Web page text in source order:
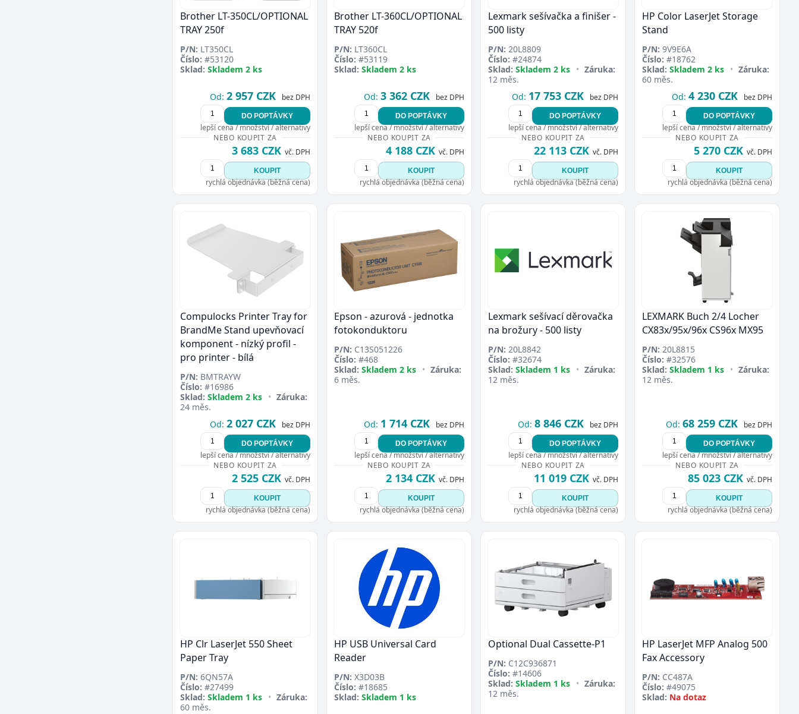
Přejít do poptávky
Brother LT-350CL/OPTIONAL
TRAY 250f
P/N: LT350CL
Číslo: #53120
Sklad: Skladem 2 ks
Od: 2 957 CZK bez DPH
DO POPTÁVKY
lepší cena / množství / alternativy
NEBO KOUPIT ZA
3 683 CZK vč. DPH
KOUPIT
rychlá objednávka (běžná cena)
Brother LT-360CL/OPTIONAL
TRAY 520f
P/N: LT360CL
Číslo: #53119
Sklad: Skladem 2 ks
Od: 3 362 CZK bez DPH
DO POPTÁVKY
lepší cena / množství / alternativy
NEBO KOUPIT ZA
4 188 CZK vč. DPH
KOUPIT
rychlá objednávka (běžná cena)
Lexmark sešívačka a finišer -
500 listy
P/N: 20L8809
Číslo: #24874
Sklad: Skladem 2 ks • Záruka:
12 měs.
Od: 17 753 CZK bez DPH
DO POPTÁVKY
lepší cena / množství / alternativy
NEBO KOUPIT ZA
22 113 CZK vč. DPH
KOUPIT
rychlá objednávka (běžná cena)
HP Color LaserJet Storage
Stand
P/N: 9V9E6A
Číslo: #18762
Sklad: Skladem 2 ks • Záruka:
60 měs.
Od: 4 230 CZK bez DPH
DO POPTÁVKY
lepší cena / množství / alternativy
NEBO KOUPIT ZA
5 270 CZK vč. DPH
KOUPIT
rychlá objednávka (běžná cena)
Compulocks Printer Tray for
BrandMe Stand upevňovací
komponent - nízký profil -
pro printer - bílá
P/N: BMTRAYW
Číslo: #16986
Sklad: Skladem 2 ks • Záruka:
24 měs.
Od: 2 027 CZK bez DPH
DO POPTÁVKY
lepší cena / množství / alternativy
NEBO KOUPIT ZA
2 525 CZK vč. DPH
KOUPIT
rychlá objednávka (běžná cena)
Epson - azurová - jednotka
fotokonduktoru
P/N: C13S051226
Číslo: #468
Sklad: Skladem 2 ks • Záruka:
6 měs.
Od: 1 714 CZK bez DPH
DO POPTÁVKY
lepší cena / množství / alternativy
NEBO KOUPIT ZA
2 134 CZK vč. DPH
KOUPIT
rychlá objednávka (běžná cena)
Lexmark sešívací děrovačka
na brožury - 500 listy
P/N: 20L8842
Číslo: #32674
Sklad: Skladem 1 ks • Záruka:
12 měs.
Od: 8 846 CZK bez DPH
DO POPTÁVKY
lepší cena / množství / alternativy
NEBO KOUPIT ZA
11 019 CZK vč. DPH
KOUPIT
rychlá objednávka (běžná cena)
LEXMARK Buch 2/4 Locher
CX83x/95x/96x CS96x MX95
P/N: 20L8815
Číslo: #32576
Sklad: Skladem 1 ks • Záruka:
12 měs.
Od: 68 259 CZK bez DPH
DO POPTÁVKY
lepší cena / množství / alternativy
NEBO KOUPIT ZA
85 023 CZK vč. DPH
KOUPIT
rychlá objednávka (běžná cena)
HP Clr LaserJet 550 Sheet
Paper Tray
P/N: 6QN57A
Číslo: #27499
Sklad: Skladem 1 ks • Záruka:
60 měs.
HP USB Universal Card
Reader
P/N: X3D03B
Číslo: #18685
Sklad: Skladem 1 ks
Optional Dual Cassette-P1
P/N: C12C936871
Číslo: #14606
Sklad: Skladem 1 ks • Záruka:
12 měs.
HP LaserJet MFP Analog 500
Fax Accessory
P/N: CC487A
Číslo: #49075
Sklad: Na dotaz